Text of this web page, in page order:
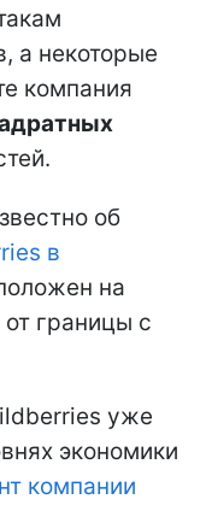
а некоторые
компания
об
в
на
границы с
уже
экономики
компании